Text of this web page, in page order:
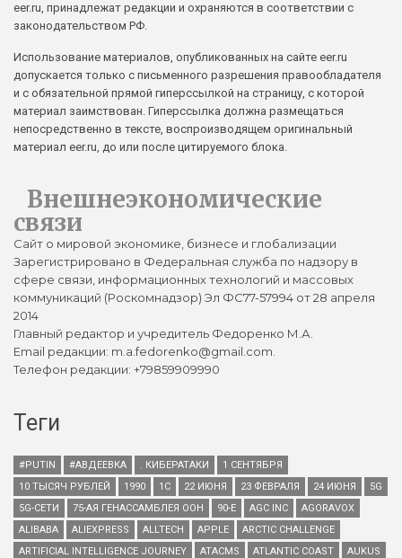
eer.ru, принадлежат редакции и охраняются в соответствии с
законодательством РФ.
Использование материалов, опубликованных на сайте eer.ru
допускается только с письменного разрешения правообладателя
и с обязательной прямой гиперссылкой на страницу, с которой
материал заимствован. Гиперссылка должна размещаться
непосредственно в тексте, воспроизводящем оригинальный
материал eer.ru, до или после цитируемого блока.
Внешнеэкономические
связи
Сайт о мировой экономике, бизнесе и глобализации
Зарегистрировано в Федеральная служба по надзору в
сфере связи, информационных технологий и массовых
коммуникаций (Роскомнадзор) Эл ФС77-57994 от 28 апреля
2014
Главный редактор и учредитель Федоренко М.А.
Email редакции: m.a.fedorenko@gmail.com.
Телефон редакции: +79859909990
Теги
#PUTIN #АВДЕЕВКА . КИБЕРАТАКИ
1 СЕНТЯБРЯ
10 ТЫСЯЧ РУБЛЕЙ
1990 1С 22 ИЮНЯ 23 ФЕВРАЛЯ 24 ИЮНЯ
5G
5G-СЕТИ
75-АЯ ГЕНАССАМБЛЕЯ ООН 90-Е AGC INC
AGORAVOX
ALIBABA
ALIEXPRESS ALLTECH APPLE
ARCTIC CHALLENGE
ARTIFICIAL INTELLIGENCE JOURNEY
ATACMS ATLANTIC COAST
AUKUS